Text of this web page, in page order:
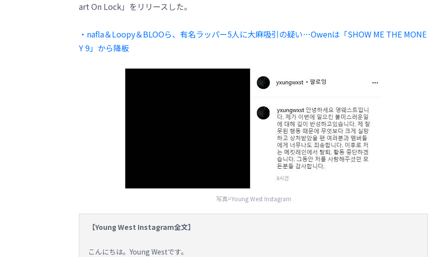
art On Lock」をリリースした。
・nafla＆Loopy＆BLOOら、有名ラッパー5人に大麻吸引の疑い…Owenは「SHOW ME THE MONE
Y 9」から降板
写真=Young West Instagram
【Young West Instagram全文】
こんにちは。Young Westです。